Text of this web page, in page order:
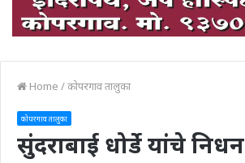
Home /कोपरगाव तालुका
कोपरगाव तालुका
सुंदराबाई धोर्डे यांचे निधन